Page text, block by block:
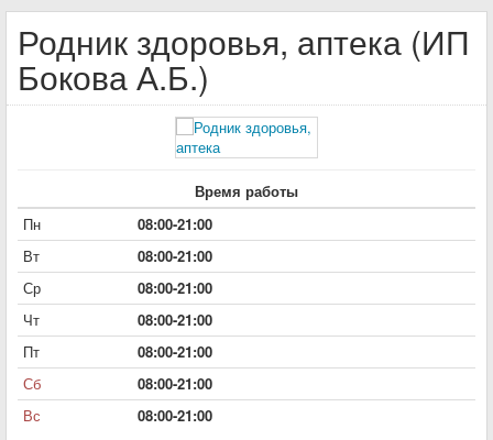
Родник здоровья, аптека (ИП
Бокова А.Б.)
Время работы
Пн
08:00-21:00
Вт
08:00-21:00
Ср
08:00-21:00
Чт
08:00-21:00
Пт
08:00-21:00
Сб
08:00-21:00
Вс
08:00-21:00